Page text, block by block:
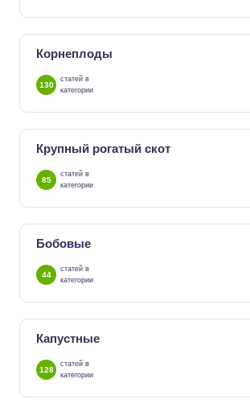
Корнеплоды
130
статей в
категории
Крупный рогатый скот
85
статей в
категории
Бобовые
44
статей в
категории
Капустные
128
статей в
категории